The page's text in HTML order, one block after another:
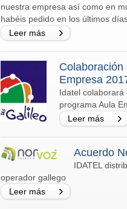
nuestra empresa así como en
habéis pedido en los últimos
Leer más
Colaboración
Empresa
Idatel colaborará
programa Aula
Leer más
Acuerdo
IDATEL
operador gallego
Leer más